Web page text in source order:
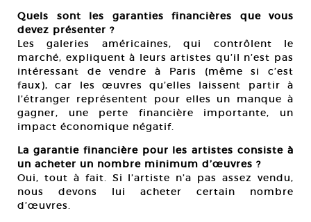
Quels sont les garanties financières que vous
devez présenter ?
Les galeries américaines, qui contrôlent le
marché, expliquent à leurs artistes qu’il n’est pas
intéressant de vendre à Paris (même si c’est
faux), car les œuvres qu’elles laissent partir à
l’étranger représentent pour elles un manque à
gagner, une perte financière importante, un
impact économique négatif.
La garantie financière pour les artistes consiste à
un acheter un nombre minimum d’œuvres ?
Oui, tout à fait. Si l’artiste n’a pas assez vendu,
nous devons lui acheter certain nombre
d’œuvres.